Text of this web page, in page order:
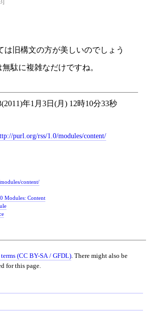
は旧構文の方が美しいのでしょう
駄に複雑なだけですね。
年1月3日(月) 12時10分33秒
purl.org/rss/1.0/modules/content/
content/
Modules: Content
(CC BY-SA / GFDL)
for this page.